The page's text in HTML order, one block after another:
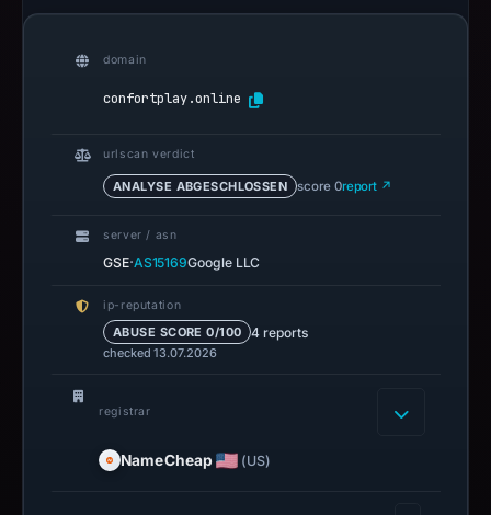
domain
confortplay.online
urlscan verdict
ANALYSE ABGESCHLOSSEN score 0report ↗
server / asn
GSE·AS15169Google LLC
ip-reputation
ABUSE SCORE 0/100 4 reports
checked 13.07.2026
registrar
NameCheap (US)